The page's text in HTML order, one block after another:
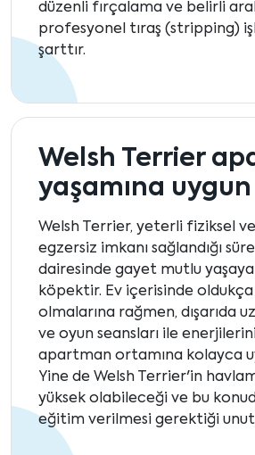
düzenli fırçalama ve belirli
profesyonel tıraş (stripping)
şarttır.
Welsh Terrier
yaşamına
Welsh Terrier, yeterli fiziksel
egzersiz imkanı sağlandığı
dairesinde gayet mutlu
köpektir. Ev içerisinde
olmalarına rağmen, dışarıda
ve oyun seansları ile
apartman ortamına kolayca
Yine de Welsh Terrier'in
yüksek olabileceği ve bu
eğitim verilmesi gerektiği